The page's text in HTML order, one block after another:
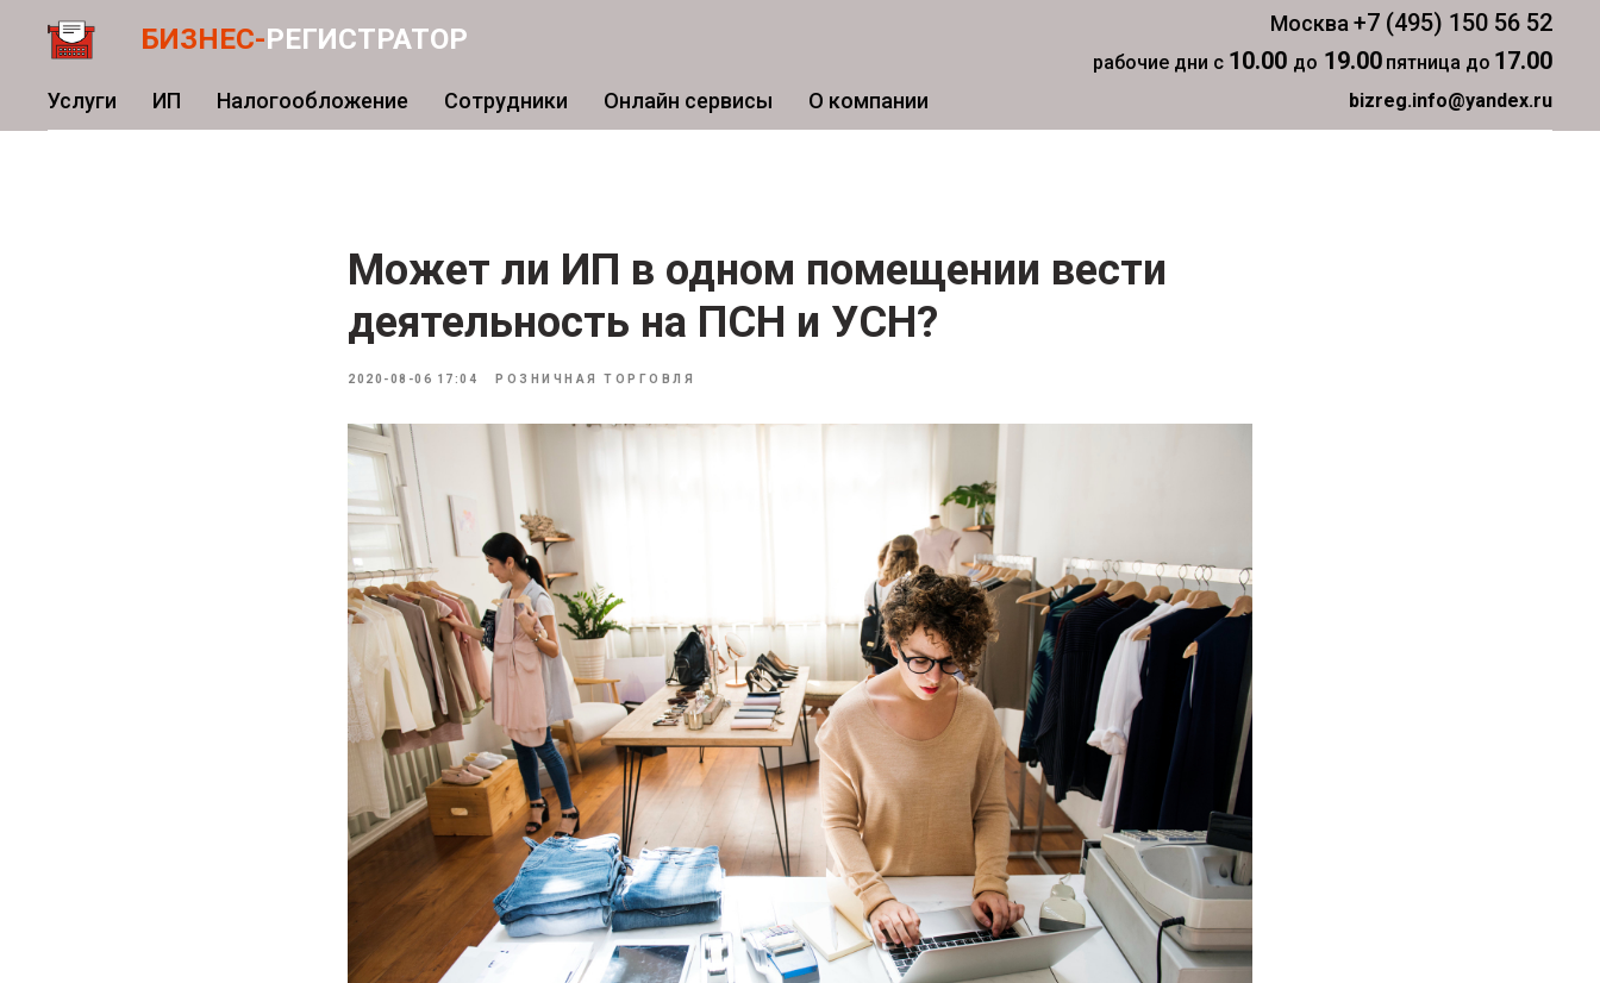
БИЗНЕС-РЕГИСТРАТОР Москва +7 (495) 150 56 52
рабочие дни с 10.00 до 19.00 пятница до 17.00
Услуги ИП Налогообложение Сотрудники Онлайн сервисы О компании bizreg.info@yandex.ru
Может ли ИП в одном помещении вести
деятельность на ПСН и УСН?
2020-08-06 17:04 РОЗНИЧНАЯ ТОРГОВЛЯ